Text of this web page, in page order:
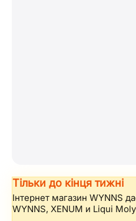
Тільки до кінця тижні
Інтернет магазин WYNNS
WYNNS, XENUM и Liqui